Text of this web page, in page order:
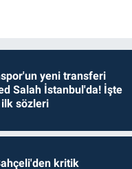
yeni transferi
Salah İstanbul'da! İşte
ilk sözleri
kritik